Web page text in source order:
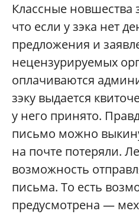
Классные новшества
что если у зэка нет
предложения и
нецензурируемых
оплачиваются
зэку выдается
у него принято.
письмо можно
на почте потеряли.
возможность
письма. То есть
предусмотрена —